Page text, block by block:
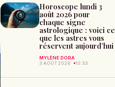
Horoscope lundi 3
août 2026 pour
chaque signe
astrologique : voici ce
que les astres vous
réservent aujourd’hui
MYLÈNE DORA
3 AOÛT 2026
10:33